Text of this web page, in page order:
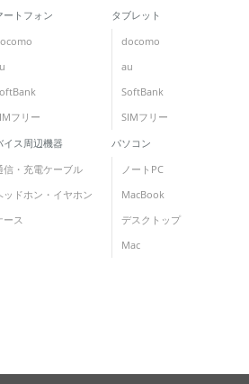
ートフォン
フリー
タブレット
docomo
au
SoftBank
SIMフリー
イス周辺機器
信・充電ケーブル
ッドホン・イヤホン
ース
パソコン
ノートPC
MacBook
デスクトップ
Mac